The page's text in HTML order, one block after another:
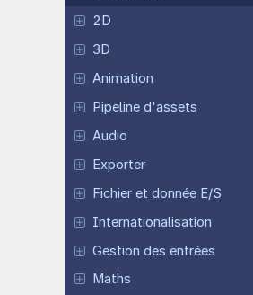
2D
3D
Animation
Pipeline d'assets
Audio
Exporter
Fichier et donnée E/S
Internationalisation
Gestion des entrées
Maths